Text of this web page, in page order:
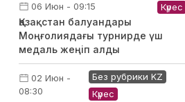
06 Июн - 09:15 Күрес
Қазақстан балуандары
Моңғолиядағы турнирде үш
медаль жеңіп алды
02 Июн -
08:30
Без рубрики KZ
Күрес